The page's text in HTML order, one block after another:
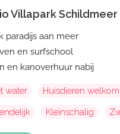
Villapark Schildmeer
paradijs aan meer
en surfschool
en kanoverhuur nabij
water
Huisdieren welkom
Kleinschalig